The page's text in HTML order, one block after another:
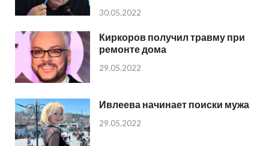
30.05.2022
Киркоров получил травму при
ремонте дома
29.05.2022
Ивлеева начинает поиски мужа
29.05.2022